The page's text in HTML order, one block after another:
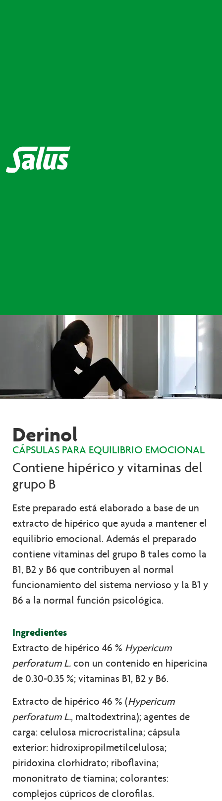
Derinol
CÁPSULAS PARA EQUILIBRIO EMOCIONAL
Contiene hipérico y vitaminas del
grupo B
Este preparado está elaborado a base de un
extracto de hipérico que ayuda a mantener el
equilibrio emocional. Además el preparado
contiene vitaminas del grupo B tales como la
B1, B2 y B6 que contribuyen al normal
funcionamiento del sistema nervioso y la B1 y
B6 a la normal función psicológica.
Ingredientes
Extracto de hipérico 46 % Hypericum
perforatum L. con un contenido en hipericina
de 0.30-0.35 %; vitaminas B1, B2 y B6.
Extracto de hipérico 46 % (Hypericum
perforatum L., maltodextrina); agentes de
carga: celulosa microcristalina; cápsula
exterior: hidroxipropilmetilcelulosa;
piridoxina clorhidrato; riboflavina;
mononitrato de tiamina; colorantes:
complejos cúpricos de clorofilas.